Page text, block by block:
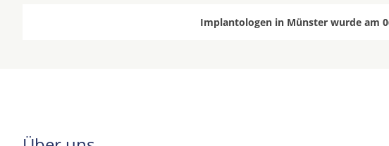
Implantologen in Münster wurde am